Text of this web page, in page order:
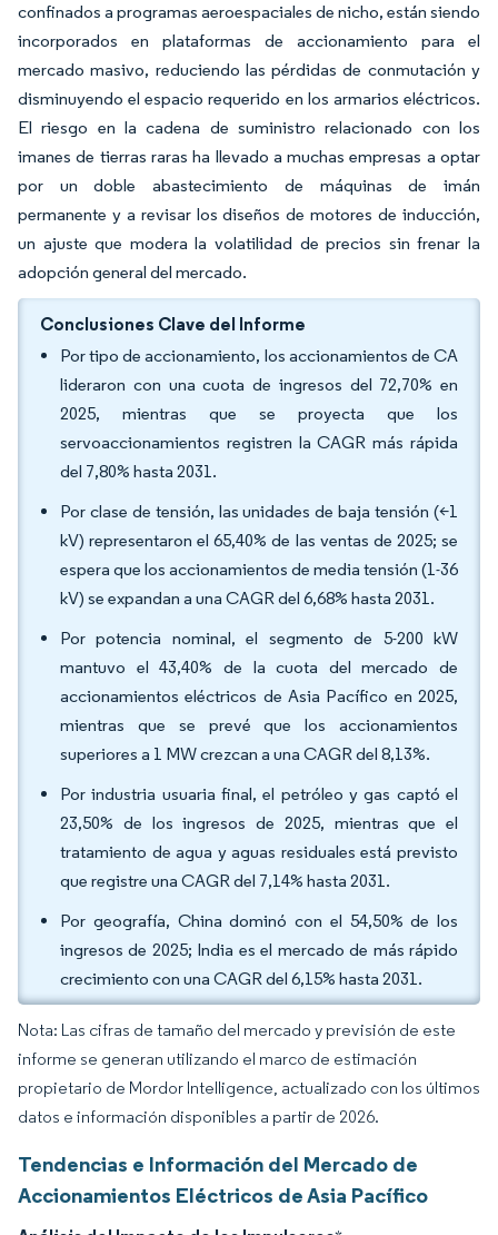
confinados a programas aeroespaciales de nicho, están siendo
incorporados en plataformas de accionamiento para el
mercado masivo, reduciendo las pérdidas de conmutación y
disminuyendo el espacio requerido en los armarios eléctricos.
El riesgo en la cadena de suministro relacionado con los
imanes de tierras raras ha llevado a muchas empresas a optar
por un doble abastecimiento de máquinas de imán
permanente y a revisar los diseños de motores de inducción,
un ajuste que modera la volatilidad de precios sin frenar la
adopción general del mercado.
Conclusiones Clave del Informe
Por tipo de accionamiento, los accionamientos de CA
lideraron con una cuota de ingresos del 72,70% en
2025, mientras que se proyecta que los
servoaccionamientos registren la CAGR más rápida
del 7,80% hasta 2031.
Por clase de tensión, las unidades de baja tensión (<1
kV) representaron el 65,40% de las ventas de 2025; se
espera que los accionamientos de media tensión (1-36
kV) se expandan a una CAGR del 6,68% hasta 2031.
Por potencia nominal, el segmento de 5-200 kW
mantuvo el 43,40% de la cuota del mercado de
accionamientos eléctricos de Asia Pacífico en 2025,
mientras que se prevé que los accionamientos
superiores a 1 MW crezcan a una CAGR del 8,13%.
Por industria usuaria final, el petróleo y gas captó el
23,50% de los ingresos de 2025, mientras que el
tratamiento de agua y aguas residuales está previsto
que registre una CAGR del 7,14% hasta 2031.
Por geografía, China dominó con el 54,50% de los
ingresos de 2025; India es el mercado de más rápido
crecimiento con una CAGR del 6,15% hasta 2031.
Nota: Las cifras de tamaño del mercado y previsión de este
informe se generan utilizando el marco de estimación
propietario de Mordor Intelligence, actualizado con los últimos
datos e información disponibles a partir de 2026.
Tendencias e Información del Mercado de
Accionamientos Eléctricos de Asia Pacífico